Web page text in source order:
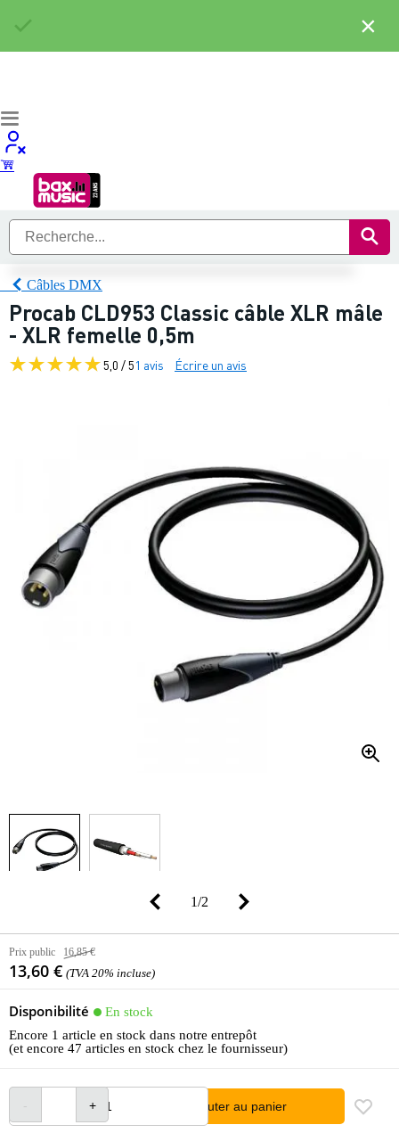
Câbles DMX
Procab CLD953 Classic câble XLR mâle
- XLR femelle 0,5m
5,0 / 51 avis Écrire un avis
1/2
Prix public 16,85 €
13,60 € (TVA 20% incluse)
Disponibilité
En stock
Encore 1 article en stock dans notre entrepôt
(et encore 47 articles en stock chez le fournisseur)
Ajouter au panier
×